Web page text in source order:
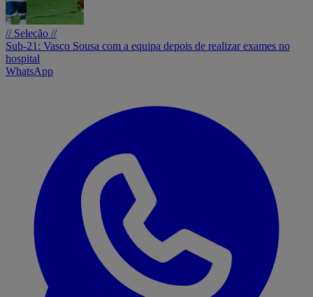
// Seleção //
Sub-21: Vasco Sousa com a equipa depois de realizar exames no
hospital
WhatsApp